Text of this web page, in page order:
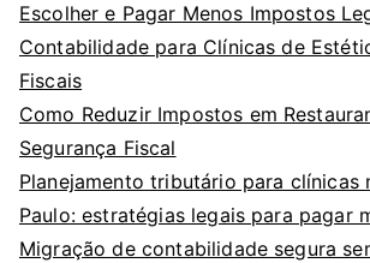
Escolher e Pagar Menos Impostos
Contabilidade para Clínicas de
Fiscais
Como Reduzir Impostos em
Segurança Fiscal
Planejamento tributário para clínicas
Paulo: estratégias legais para pagar
Migração de contabilidade segura